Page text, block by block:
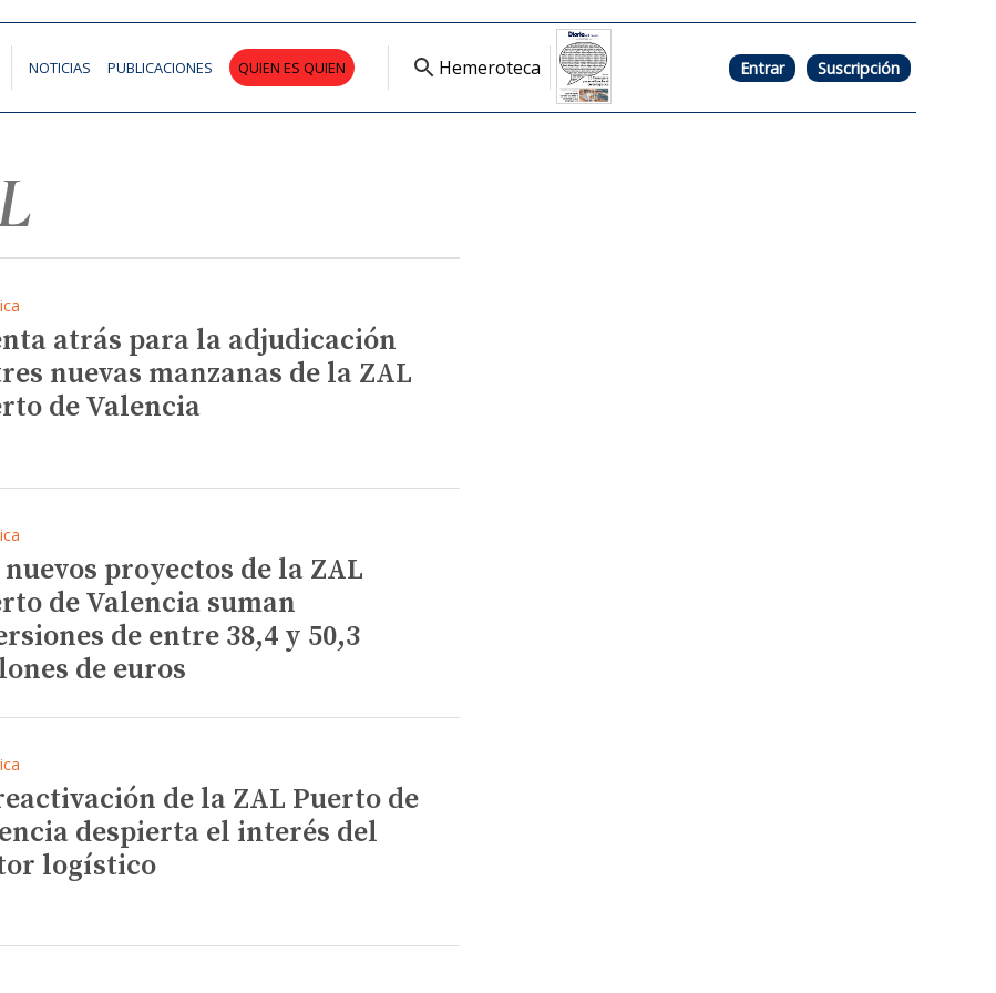
NOTICIAS PUBLICACIONES QUIEN ES QUIEN Hemeroteca Entrar Suscripción
atrás para la adjudicación
nuevas manzanas de la ZAL
de Valencia
nuevos proyectos de la ZAL
de Valencia suman
de entre 38,4 y 50,3
de euros
de la ZAL Puerto de
despierta el interés del
logístico